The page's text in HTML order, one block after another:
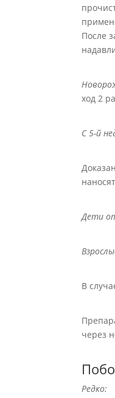
После
ход 2
С 5-й
Дети
В
через
Редко: